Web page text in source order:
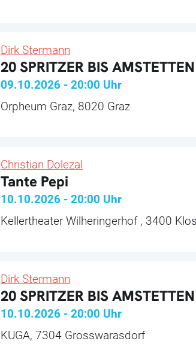
Dirk Stermann
20 SPRITZER BIS AMSTETTEN
09.10.2026 - 20:00 Uhr
Orpheum Graz, 8020 Graz
Christian Dolezal
Tante Pepi
10.10.2026 - 20:00 Uhr
Kellertheater Wilheringerhof , 3400
Dirk Stermann
20 SPRITZER BIS AMSTETTEN
10.10.2026 - 20:00 Uhr
KUGA, 7304 Grosswarasdorf